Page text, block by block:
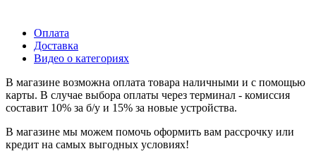
Оплата
Доставка
Видео о категориях
В магазине возможна оплата товара наличными и с помощью
карты. В случае выбора оплаты через терминал - комиссия
составит 10% за б/у и 15% за новые устройства.
В магазине мы можем помочь оформить вам рассрочку или
кредит на самых выгодных условиях!